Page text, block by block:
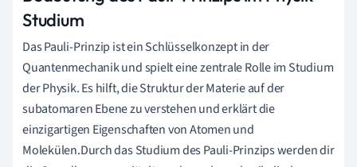
Studium
Das Pauli-Prinzip ist ein Schlüsselkonzept in der
Quantenmechanik und spielt eine zentrale Rolle im Studium
der Physik. Es hilft, die Struktur der Materie auf der
subatomaren Ebene zu verstehen und erklärt die
einzigartigen Eigenschaften von Atomen und
Molekülen.Durch das Studium des Pauli-Prinzips werden dir